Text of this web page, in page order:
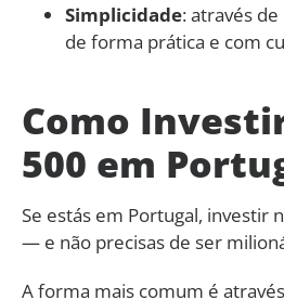
Simplicidade: através
de forma prática e com
Como
500 em
Se estás em Portugal, investir
— e não precisas de ser
A forma mais comum é através